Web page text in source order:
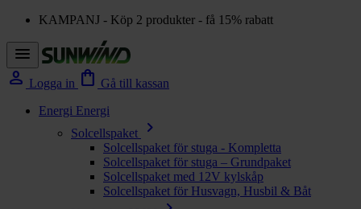
KAMPANJ - Köp 2 produkter - få 15% rabatt
menu
person Logga in shopping_bag Gå till kassan
Energi Energi
Solcellspaket
chevron_right
Solcellspaket för stuga - Kompletta
Solcellspaket för stuga – Grundpaket
Solcellspaket med 12V kylskåp
Solcellspaket för Husvagn, Husbil & Båt